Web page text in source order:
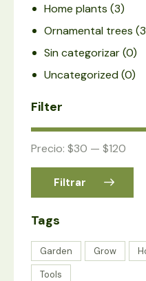
Home plants (3)
Ornamental trees
Sin categorizar(0)
Uncategorized(0)
Filter
Filtrar
Precio: $30 — $120
Tags
Garden Grow
Tools